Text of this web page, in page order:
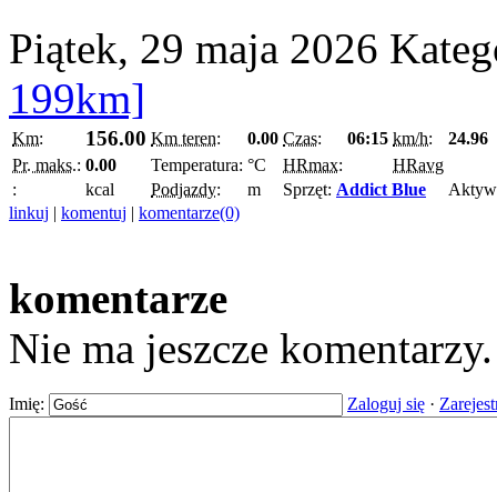
Piątek, 29 maja 2026
199km]
Km: 156.00 Km teren: 0.00 Czas: 06:15 km/h:
24.96
Pr. maks.: 0.00 Temperatura: °C HRmax:
HRavg
:
kcal Podjazdy: m Sprzęt: Addict Blue
linkuj | komentuj | komentarze(0)
komentarze
Nie ma jeszcze
Imię: Zaloguj się ·